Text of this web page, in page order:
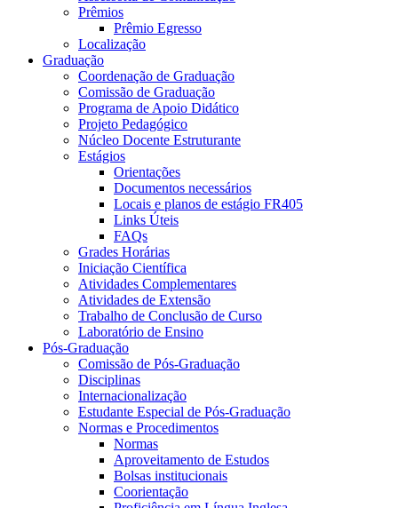
Prêmios
Prêmio Egresso
Localização
Graduação
Coordenação de Graduação
Comissão de Graduação
Programa de Apoio Didático
Projeto Pedagógico
Núcleo Docente Estruturante
Estágios
Orientações
Documentos necessários
Locais e planos de estágio FR405
Links Úteis
FAQs
Grades Horárias
Iniciação Científica
Atividades Complementares
Atividades de Extensão
Trabalho de Conclusão de Curso
Laboratório de Ensino
Pós-Graduação
Comissão de Pós-Graduação
Disciplinas
Internacionalização
Estudante Especial de Pós-Graduação
Normas e Procedimentos
Normas
Aproveitamento de Estudos
Bolsas institucionais
Coorientação